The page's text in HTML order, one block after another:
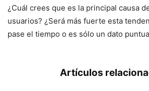
¿Cuál crees que es la principal causa
usuarios? ¿Será más fuerte esta
pase el tiempo o es sólo un dato
Artículos